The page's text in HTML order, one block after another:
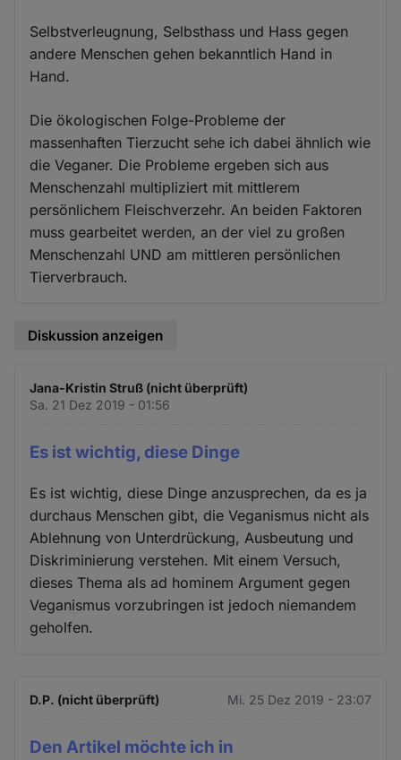
Selbstverleugnung, Selbsthass und Hass gegen
andere Menschen gehen bekanntlich Hand in
Hand.
Die ökologischen Folge-Probleme der
massenhaften Tierzucht sehe ich dabei ähnlich wie
die Veganer. Die Probleme ergeben sich aus
Menschenzahl multipliziert mit mittlerem
persönlichem Fleischverzehr. An beiden Faktoren
muss gearbeitet werden, an der viel zu großen
Menschenzahl UND am mittleren persönlichen
Tierverbrauch.
Diskussion anzeigen
Jana-Kristin Struß (nicht überprüft)
Sa. 21 Dez 2019 - 01:56
Es ist wichtig, diese Dinge
Es ist wichtig, diese Dinge anzusprechen, da es ja
durchaus Menschen gibt, die Veganismus nicht als
Ablehnung von Unterdrückung, Ausbeutung und
Diskriminierung verstehen. Mit einem Versuch,
dieses Thema als ad hominem Argument gegen
Veganismus vorzubringen ist jedoch niemandem
geholfen.
D.P. (nicht überprüft) Mi. 25 Dez 2019 - 23:07
Den Artikel möchte ich in